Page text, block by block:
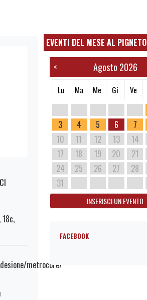
metrocore/
EVENTI DEL MESE AL PIGNETO
< Agosto 2026
Lu Ma Me Gi Ve
3
4 5 6 7
10
11 12 13 14
17
18 19 20 21
24
25 26 27 28
31
INSERISCI UN EVENTO
FACEBOOK